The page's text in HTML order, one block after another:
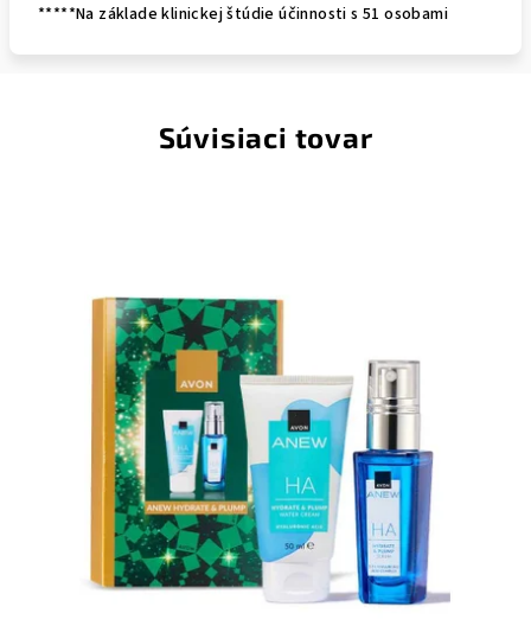
*****Na základe klinickej štúdie účinnosti s 51 osobami
Súvisiaci tovar